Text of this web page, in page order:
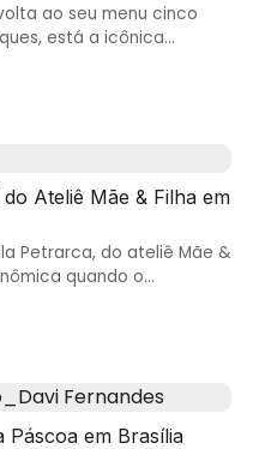
ao seu menu cinco
está a icônica…
Ateliê Mãe & Filha em
Petrarca, do ateliê Mãe &
quando o…
em Brasília